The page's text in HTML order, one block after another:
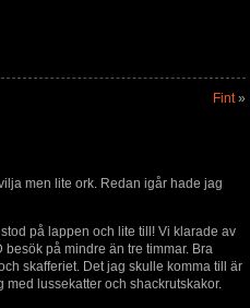
Fint»
men lite ork. Redan igår hade jag
på lappen och lite till! Vi klarade av
besök på mindre än tre timmar. Bra
skafferiet. Det jag skulle komma till är
lussekatter och shackrutskakor.